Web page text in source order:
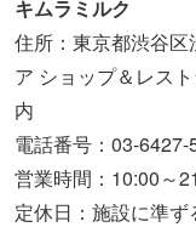
キムラミルク
住所：東京都渋谷
ア ショップ＆レス
内
電話番号：03-6427-
営業時間：10:00～
定休日：施設に準ず